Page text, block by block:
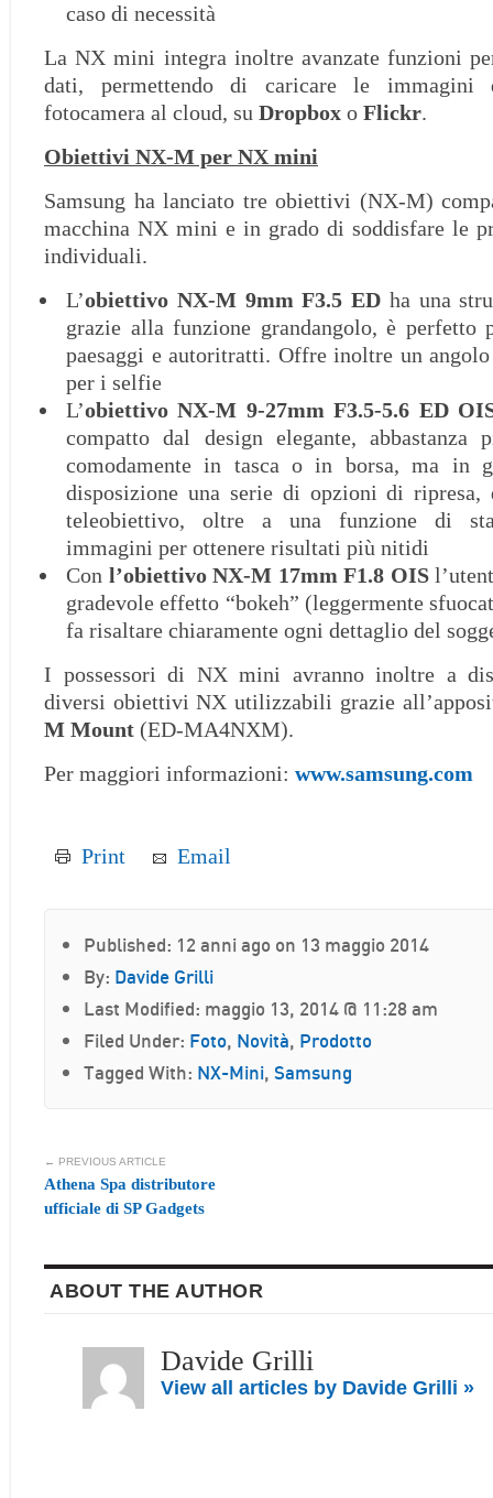
caso di necessità
La NX mini integra inoltre avanzate funzioni
dati, permettendo di caricare le immagini
fotocamera al cloud, su Dropbox o Flickr.
Obiettivi NX-M per NX mini
Samsung ha lanciato tre obiettivi (NX-M)
macchina NX mini e in grado di soddisfare le
individuali.
L’obiettivo NX-M 9mm F3.5 ED ha una
grazie alla funzione grandangolo, è perfetto
paesaggi e autoritratti. Offre inoltre un
per i selfie
L’obiettivo NX-M 9-27mm F3.5-5.6 ED
compatto dal design elegante, abbastanza
comodamente in tasca o in borsa, ma in
disposizione una serie di opzioni di ripresa,
teleobiettivo, oltre a una funzione di
immagini per ottenere risultati più nitidi
Con l’obiettivo NX-M 17mm F1.8 OIS
gradevole effetto “bokeh” (leggermente
fa risaltare chiaramente ogni dettaglio del
I possessori di NX mini avranno inoltre a
diversi obiettivi NX utilizzabili grazie
M Mount (ED-MA4NXM).
Per maggiori informazioni: www.samsung.com
Print Email
Published: 12 anni ago on 13 maggio 2014
By: Davide Grilli
Last Modified: maggio 13, 2014 @ 11:28 am
Filed Under: Foto, Novità, Prodotto
Tagged With: NX-Mini, Samsung
← PREVIOUS ARTICLE
Athena Spa distributore
ufficiale di SP Gadgets
ABOUT THE AUTHOR
Davide Grilli
View all articles by Davide Grilli »